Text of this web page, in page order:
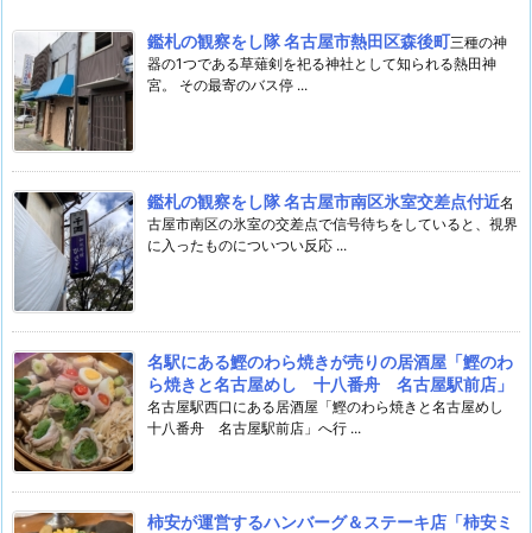
鑑札の観察をし隊 名古屋市熱田区森後町三種の神
器の1つである草薙剣を祀る神社として知られる熱田神
宮。 その最寄のバス停 ...
鑑札の観察をし隊 名古屋市南区氷室交差点付近名
古屋市南区の氷室の交差点で信号待ちをしていると、視界
に入ったものについつい反応 ...
名駅にある鰹のわら焼きが売りの居酒屋「鰹のわ
ら焼きと名古屋めし 十八番舟 名古屋駅前店」
名古屋駅西口にある居酒屋「鰹のわら焼きと名古屋めし
十八番舟 名古屋駅前店」へ行 ...
柿安が運営するハンバーグ＆ステーキ店「柿安ミ